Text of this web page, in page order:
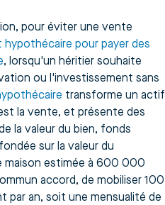
pour éviter une vente
hypothécaire pour payer des
, lorsqu'un héritier souhaite
ou l'investissement sans
transforme un actif
la vente, et présente des
la valeur du bien, fonds
sur la valeur du
maison estimée à 600 000
accord, de mobiliser 100
par an, soit une mensualité de